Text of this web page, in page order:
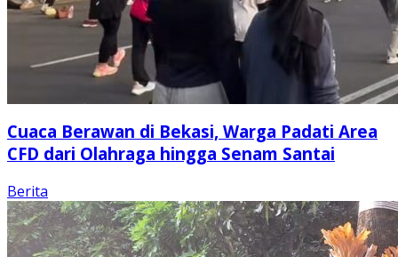
Cuaca Berawan di Bekasi, Warga Padati Area
CFD dari Olahraga hingga Senam Santai
Berita